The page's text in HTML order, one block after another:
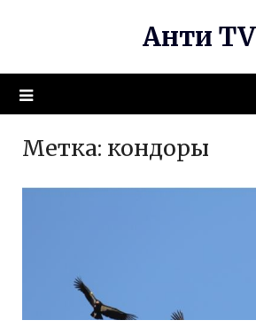
Анти TV
Метка: кондоры